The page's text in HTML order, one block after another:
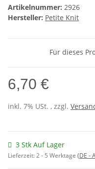
Artikelnummer: 2926
Hersteller: Petite Knit
Für dieses
6,70 €
inkl. 7% USt. , zzgl.
3 Stk Auf Lager
Lieferzeit:2 - 5 Werktage (DE -